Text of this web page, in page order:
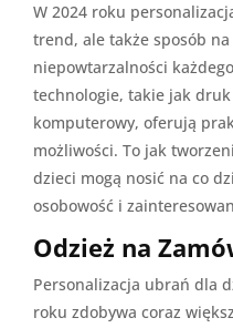
W 2024 roku
trend, ale także sposób
niepowtarzalności
technologie, takie jak
komputerowy, oferują
możliwości. To jak
dzieci mogą nosić na co
osobowość i
Odzież na
Personalizacja ubrań dla
roku zdobywa coraz